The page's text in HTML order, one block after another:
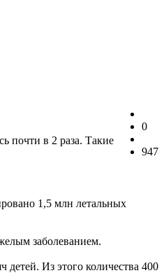
0
947
почти в 2 раза. Такие
1,5 млн летальных
заболеванием.
Из этого количества 400